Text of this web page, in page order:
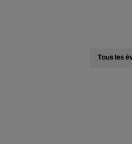
Tous les